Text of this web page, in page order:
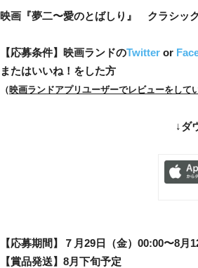
映画『夢二〜愛のとばしり』 クラシッ
【応募条件】映画ランドのTwitter or
またはいいね！をした方
（映画ランドアプリユーザーでレビューをして
↓ダ
【応募期間】７月29日（金）00:00〜8月
【賞品発送】8月下旬予定